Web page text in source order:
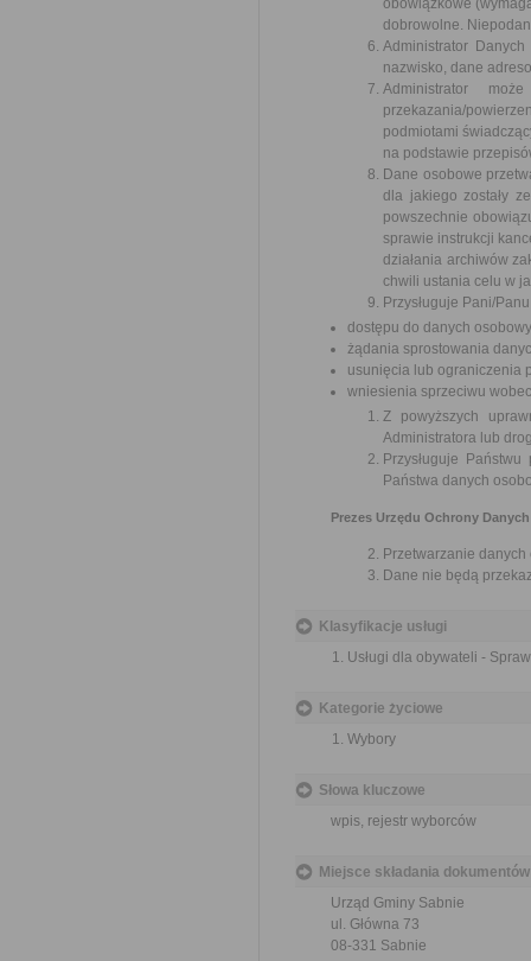
obowiązkowe
dobrowolne.
Administrator
nazwisko, dane
Administrator
przekazania/
podmiotami
na podstawie
Dane osobowe
dla jakiego zostały
powszechnie
sprawie instrukcji
działania archiwów
chwili ustania celu w
Przysługuje Pani/
dostępu do danych
żądania sprostowania
usunięcia lub ograniczenia
wniesienia sprzeciwu
Z powyższych
Administratora lub
Przysługuje
Państwa danych
Prezes Urzędu Ochrony
Przetwarzanie
Dane nie będą
Klasyfikacje usługi
Usługi dla obywateli -
Kategorie życiowe
Wybory
Słowa kluczowe
wpis, rejestr wyborców
Miejsce składania dokumentów
Urząd Gminy Sabnie
ul. Główna 73
08-331 Sabnie